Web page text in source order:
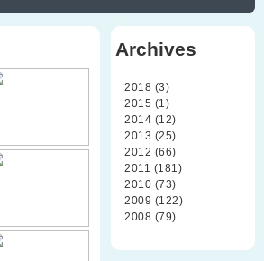
Archives
2018 (3)
2015 (1)
2014 (12)
2013 (25)
2012 (66)
2011 (181)
2010 (73)
2009 (122)
2008 (79)